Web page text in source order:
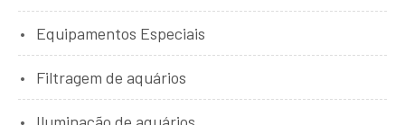
Equipamentos Especiais
Filtragem de aquários
Iluminação de aquários